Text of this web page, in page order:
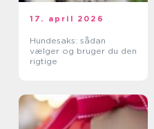
17. april 2026
Hundesaks: sådan
vælger og bruger du den
rigtige